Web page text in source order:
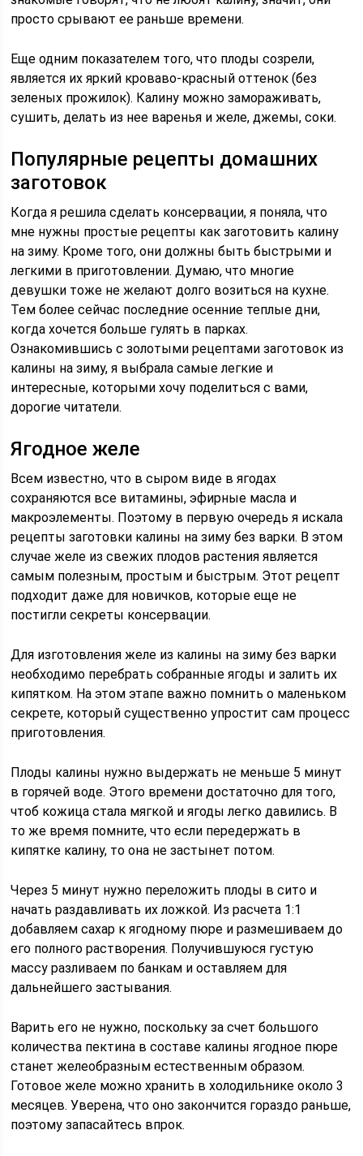
просто срывают ее раньше времени.
Еще одним показателем того, что плоды созрели,
является их яркий кроваво-красный оттенок (без
зеленых прожилок). Калину можно замораживать,
сушить, делать из нее варенья и желе, джемы, соки.
Популярные рецепты домашних
заготовок
Когда я решила сделать консервации, я поняла, что
мне нужны простые рецепты как заготовить калину
на зиму. Кроме того, они должны быть быстрыми и
легкими в приготовлении. Думаю, что многие
девушки тоже не желают долго возиться на кухне.
Тем более сейчас последние осенние теплые дни,
когда хочется больше гулять в парках.
Ознакомившись с золотыми рецептами заготовок из
калины на зиму, я выбрала самые легкие и
интересные, которыми хочу поделиться с вами,
дорогие читатели.
Ягодное желе
Всем известно, что в сыром виде в ягодах
сохраняются все витамины, эфирные масла и
макроэлементы. Поэтому в первую очередь я искала
рецепты заготовки калины на зиму без варки. В этом
случае желе из свежих плодов растения является
самым полезным, простым и быстрым. Этот рецепт
подходит даже для новичков, которые еще не
постигли секреты консервации.
Для изготовления желе из калины на зиму без варки
необходимо перебрать собранные ягоды и залить их
кипятком. На этом этапе важно помнить о маленьком
секрете, который существенно упростит сам процесс
приготовления.
Плоды калины нужно выдержать не меньше 5 минут
в горячей воде. Этого времени достаточно для того,
чтоб кожица стала мягкой и ягоды легко давились. В
то же время помните, что если передержать в
кипятке калину, то она не застынет потом.
Через 5 минут нужно переложить плоды в сито и
начать раздавливать их ложкой. Из расчета 1:1
добавляем сахар к ягодному пюре и размешиваем до
его полного растворения. Получившуюся густую
массу разливаем по банкам и оставляем для
дальнейшего застывания.
Варить его не нужно, поскольку за счет большого
количества пектина в составе калины ягодное пюре
станет желеобразным естественным образом.
Готовое желе можно хранить в холодильнике около 3
месяцев. Уверена, что оно закончится гораздо раньше,
поэтому запасайтесь впрок.